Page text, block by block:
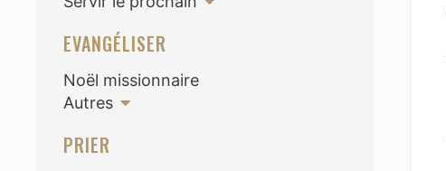
EVANGÉLISER
Noël missionnaire
Autres
PRIER